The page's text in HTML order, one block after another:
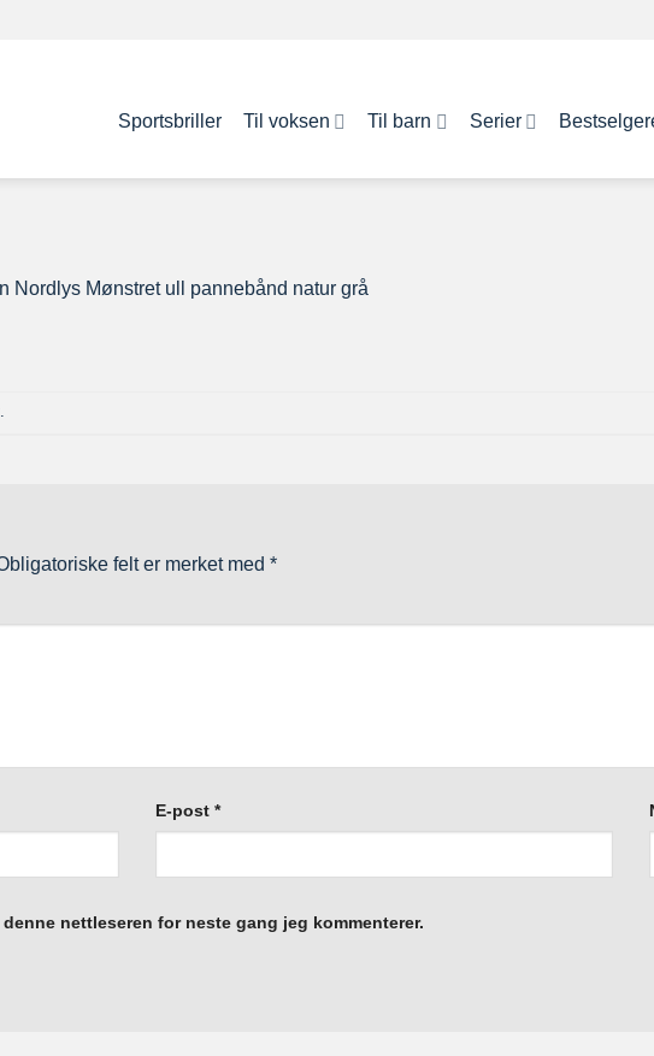
Sportsbriller Til voksen Til barn Serier
Nordlys Mønstret ull pannebånd natur grå
felt er merket med *
E-post *
nettleseren for neste gang jeg kommenterer.